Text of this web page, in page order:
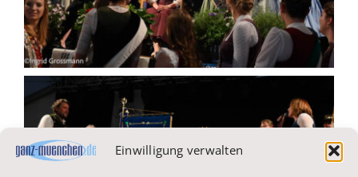
Einwilligung verwalten